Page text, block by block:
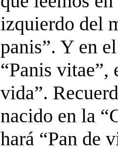
izquierdo del
panis”. Y en
“Panis vitae”,
vida”.
nacido en la
hará “Pan de